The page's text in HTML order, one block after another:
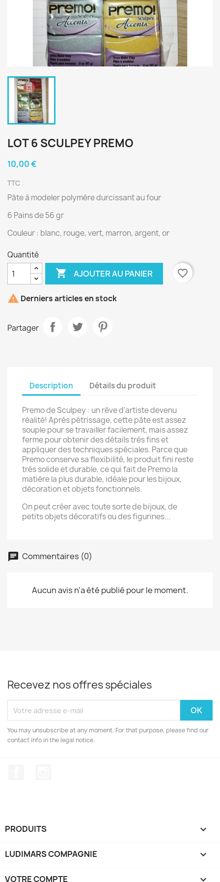
LOT 6 SCULPEY PREMO
10,00 €
TTC
Pâte à modeler polymére durcissant au four
6 Pains de 56 gr
Couleur : blanc, rouge, vert, marron, argent, or
Quantité
 AJOUTER AU PANIER favorite_border
 Derniers articles en stock
Partager
Description Détails du produit
Premo de Sculpey : un rêve d'artiste devenu
réalité! Aprés pétrissage, cette pâte est assez
souple pour se travailler facilement, mais assez
ferme pour obtenir des détails trés fins et
appliquer des techniques spéciales. Parce que
Premo conserve sa flexibilité, le produit fini reste
trés solide et durable, ce qui fait de Premo la
matiére la plus durable, idéale pour les bijoux,
décoration et objets fonctionnels.
On peut créer avec toute sorte de bijoux, de
petits objets décoratifs ou des figurines...
Commentaires (0)
Aucun avis n'a été publié pour le moment.
Recevez nos offres spéciales
You may unsubscribe at any moment. For that purpose, please find our
contact info in the legal notice.
PRODUITS 
LUDIMARS COMPAGNIE 
VOTRE COMPTE 
Créer une liste d'envies
Nom de la liste d'envies
Annuler Créer une liste d'envies